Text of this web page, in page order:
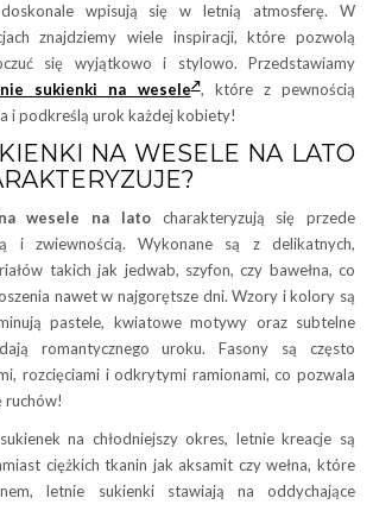
wpisują się w letnią atmosferę. W
znajdziemy wiele inspiracji, które pozwolą
się wyjątkowo i stylowo. Przedstawiamy
sukienki na wesele , które z pewnością
i podkreślą urok każdej kobiety!
NA WESELE NA LATO
wesele na latocharakteryzują się przede
i zwiewnością. Wykonane są z delikatnych,
takich jak jedwab, szyfon, czy bawełna, co
nawet w najgorętsze dni. Wzory i kolory są
pastele, kwiatowe motywy oraz subtelne
romantycznego uroku. Fasony są często
rozcięciami i odkrytymi ramionami, co pozwala
ruchów!
na chłodniejszy okres, letnie kreacje są
ciężkich tkanin jak aksamit czy wełna, które
letnie sukienki stawiają na oddychające